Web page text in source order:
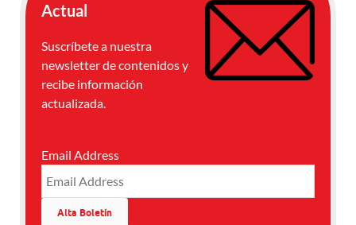
Actual
Suscríbete a nuestra
newsletter de contenidos y
recibe información
actualizada.
Email Address